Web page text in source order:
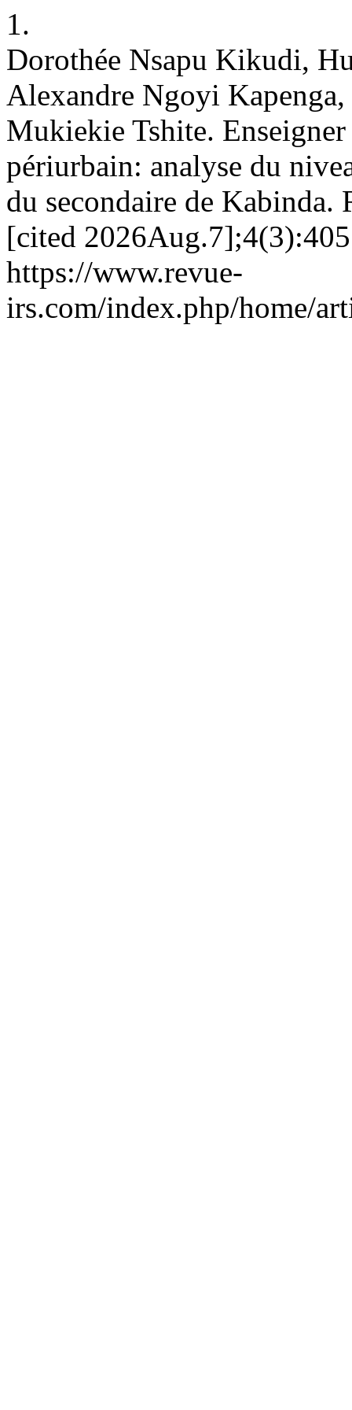
1.
Dorothée Nsapu Kikudi,
Alexandre Ngoyi
Mukiekie Tshite. Enseigner
périurbain: analyse du
du secondaire de
[cited
https://www.revue-
irs.com/index.php/home/